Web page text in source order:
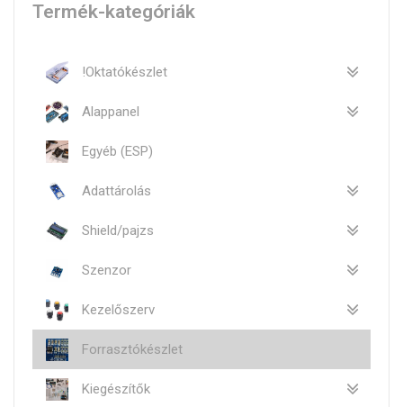
Termék-kategóriák
!Oktatókészlet
Alappanel
Egyéb (ESP)
Adattárolás
Shield/pajzs
Szenzor
Kezelőszerv
Forrasztókészlet
Kiegészítők